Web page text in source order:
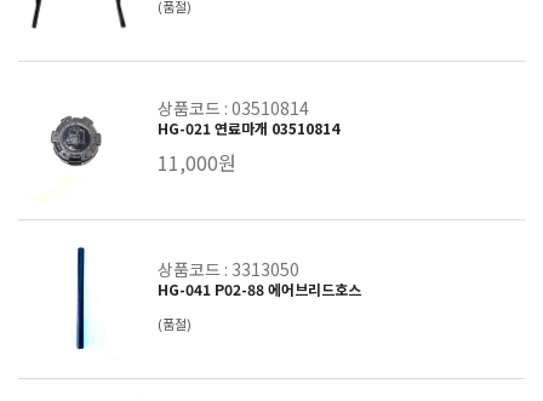
(품절)
상품코드 : 03510814
HG-021 연료마개 03510814
11,000원
상품코드 : 3313050
HG-041 P02-88 에어브리드호스
(품절)